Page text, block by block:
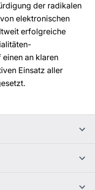
der radikalen
elektronischen
erfolgreiche
an klaren
Einsatz aller